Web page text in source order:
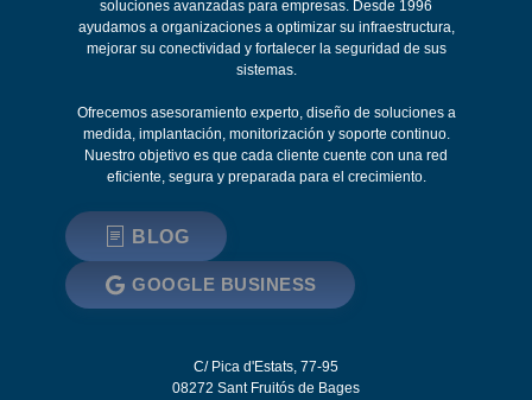
soluciones avanzadas para empresas. Desde 1996
ayudamos a organizaciones a optimizar su infraestructura,
mejorar su conectividad y fortalecer la seguridad de sus
sistemas.
Ofrecemos asesoramiento experto, diseño de soluciones a
medida, implantación, monitorización y soporte continuo.
Nuestro objetivo es que cada cliente cuente con una red
eficiente, segura y preparada para el crecimiento.
BLOG
GOOGLE BUSINESS
C/ Pica d'Estats, 77-95
08272 Sant Fruitós de Bages